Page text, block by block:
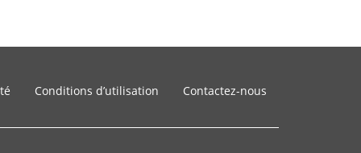
Conditions d’utilisation Contactez-nous